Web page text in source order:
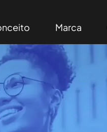
Marca